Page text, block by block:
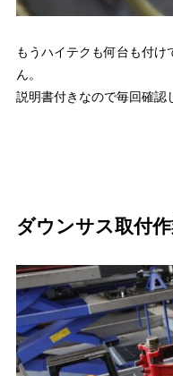
もうハイテクも何台も付
ん。
説明書付きなので毎回確認
ダウンサス取付